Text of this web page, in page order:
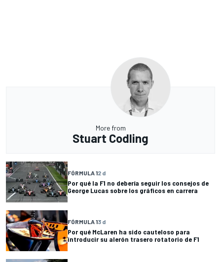
More from
Stuart Codling
FÓRMULA 12 d
Por qué la F1 no debería seguir los consejos de
George Lucas sobre los gráficos en carrera
FÓRMULA 13 d
Por qué McLaren ha sido cauteloso para
introducir su alerón trasero rotatorio de F1